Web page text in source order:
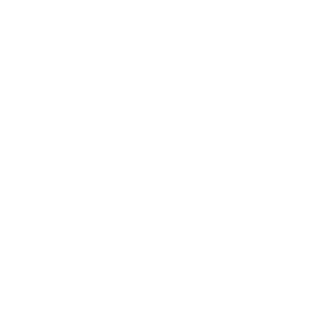
Blick oder wählen Sie einen Startbildschirm mit